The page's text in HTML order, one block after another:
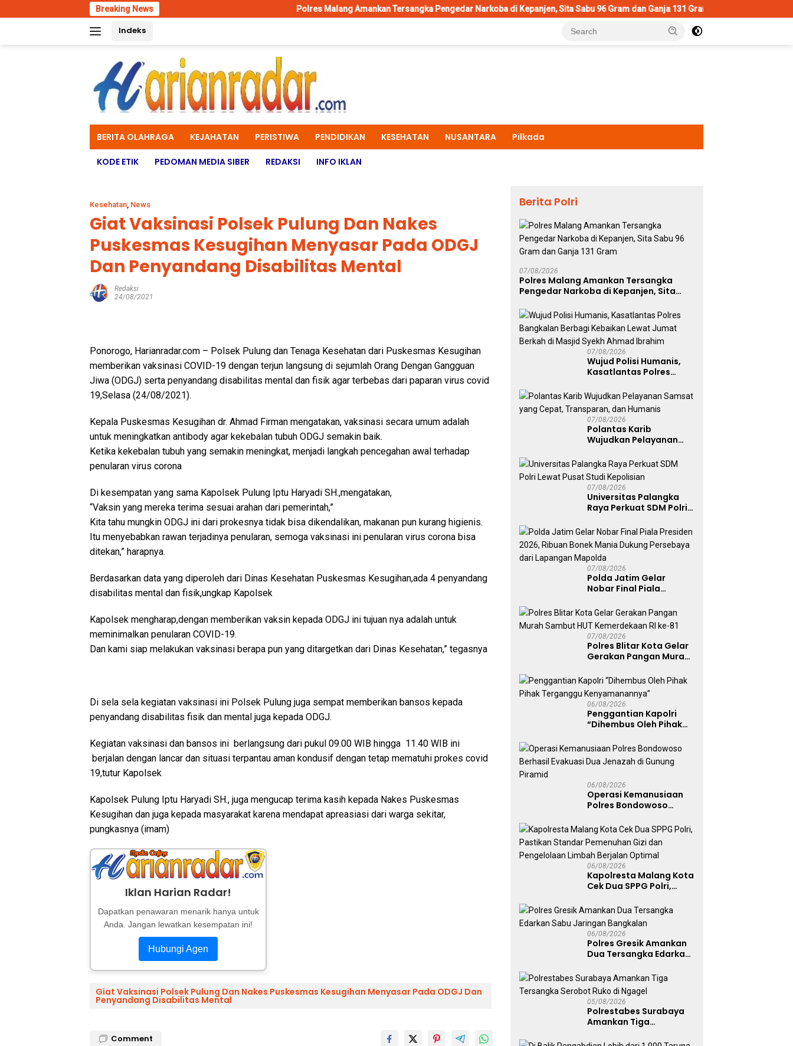
to
Breaking News Polres Malang Amankan Tersangka Pengedar Narkoba di Kepanjen, Sita Sabu 96 Gram dan Ganja 131 Gram Wujud Polisi Humanis,
Indeks
BERITA OLAHRAGA KEJAHATAN PERISTIWA PENDIDIKAN KESEHATAN NUSANTARA Pilkada
KODE ETIK PEDOMAN MEDIA SIBER REDAKSI INFO IKLAN
Kesehatan, News
Giat Vaksinasi Polsek Pulung Dan Nakes
Puskesmas Kesugihan Menyasar Pada ODGJ
Dan Penyandang Disabilitas Mental
Redaksi
24/08/2021
Ponorogo, Harianradar.com – Polsek Pulung dan Tenaga Kesehatan dari Puskesmas Kesugihan
memberikan vaksinasi COVID-19 dengan terjun langsung di sejumlah Orang Dengan Gangguan
Jiwa (ODGJ) serta penyandang disabilitas mental dan fisik agar terbebas dari paparan virus covid
19,Selasa (24/08/2021).
Kepala Puskesmas Kesugihan dr. Ahmad Firman mengatakan, vaksinasi secara umum adalah
untuk meningkatkan antibody agar kekebalan tubuh ODGJ semakin baik.
Ketika kekebalan tubuh yang semakin meningkat, menjadi langkah pencegahan awal terhadap
penularan virus corona
Di kesempatan yang sama Kapolsek Pulung Iptu Haryadi SH.,mengatakan,
“Vaksin yang mereka terima sesuai arahan dari pemerintah,”
Kita tahu mungkin ODGJ ini dari prokesnya tidak bisa dikendalikan, makanan pun kurang higienis.
Itu menyebabkan rawan terjadinya penularan, semoga vaksinasi ini penularan virus corona bisa
ditekan,” harapnya.
Berdasarkan data yang diperoleh dari Dinas Kesehatan Puskesmas Kesugihan,ada 4 penyandang
disabilitas mental dan fisik,ungkap Kapolsek
Kapolsek mengharap,dengan memberikan vaksin kepada ODGJ ini tujuan nya adalah untuk
meminimalkan penularan COVID-19.
Dan kami siap melakukan vaksinasi berapa pun yang ditargetkan dari Dinas Kesehatan,” tegasnya
Di sela sela kegiatan vaksinasi ini Polsek Pulung juga sempat memberikan bansos kepada
penyandang disabilitas fisik dan mental juga kepada ODGJ.
Kegiatan vaksinasi dan bansos ini berlangsung dari pukul 09.00 WIB hingga 11.40 WIB ini
berjalan dengan lancar dan situasi terpantau aman kondusif dengan tetap mematuhi prokes covid
19,tutur Kapolsek
Kapolsek Pulung Iptu Haryadi SH., juga mengucap terima kasih kepada Nakes Puskesmas
Kesugihan dan juga kepada masyarakat karena mendapat apreasiasi dari warga sekitar,
pungkasnya (imam)
Iklan Harian Radar!
Dapatkan penawaran menarik hanya untuk
Anda. Jangan lewatkan kesempatan ini!
Hubungi Agen
Giat Vaksinasi Polsek Pulung Dan Nakes Puskesmas Kesugihan Menyasar Pada ODGJ Dan
Penyandang Disabilitas Mental
Comment
Berita Polri
07/08/2026
Polres Malang Amankan Tersangka
Pengedar Narkoba di Kepanjen, Sita
07/08/2026
Wujud Polisi Humanis,
Kasatlantas Polres
Kebaikan Lewat Jumat
Berkah di Masjid Syekh
Ahmad Ibrahim
07/08/2026
Polantas Karib
Wujudkan Pelayanan
Transparan, dan
Humanis
07/08/2026
Universitas Palangka
Raya Perkuat SDM Polri
Kepolisian
07/08/2026
Polda Jatim Gelar
Nobar Final Piala
Bonek Mania Dukung
Persebaya dari
Lapangan Mapolda
07/08/2026
Polres Blitar Kota Gelar
Gerakan Pangan Murah
Kemerdekaan RI ke-81
06/08/2026
Penggantian Kapolri
“Dihembus Oleh Pihak
Kenyamanannya”
06/08/2026
Operasi Kemanusiaan
Polres Bondowoso
Jenazah di Gunung
Piramid
06/08/2026
Kapolresta Malang Kota
Cek Dua SPPG Polri,
Pemenuhan Gizi dan
Pengelolaan Limbah
Berjalan Optimal
06/08/2026
Polres Gresik Amankan
Dua Tersangka Edarkan
Bangkalan
05/08/2026
Polrestabes Surabaya
Amankan Tiga
Ruko di Ngagel